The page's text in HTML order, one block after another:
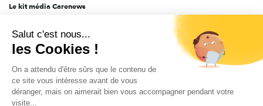
Le kit média Carenews
AEF info
Novethic
PRODURABLE
Inclusiv Day
Salut c'est nous...
les Cookies !
On a attendu d'être sûrs que le contenu de
ce site vous intéresse avant de vous
déranger, mais on aimerait bien vous accompagner pendant votre
visite...